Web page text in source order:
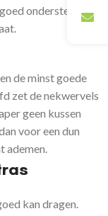
ondersteunt,
de minst goede
zet de nekwervels
geen kussen
voor een dun
ademen.
kan dragen.